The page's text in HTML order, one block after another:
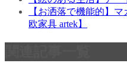
【お洒落で機能的】
欧家具 artek】